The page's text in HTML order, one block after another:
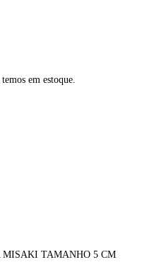
em estoque.
MISAKI TAMANHO 5 CM